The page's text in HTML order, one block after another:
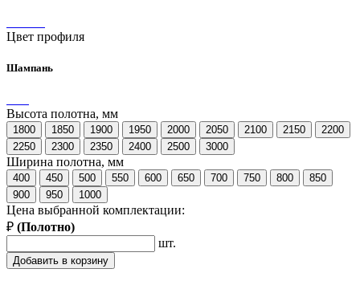
Цвет профиля
Шампань
Высота полотна, мм
1800 1850 1900 1950 2000 2050 2100 2150
2200
2250
2300 2350 2400 2500 3000
Ширина полотна, мм
400 450 500 550 600 650 700 750 800
850
900
950 1000
Цена выбранной комплектации:
₽ (Полотно)
шт.
Добавить в корзину